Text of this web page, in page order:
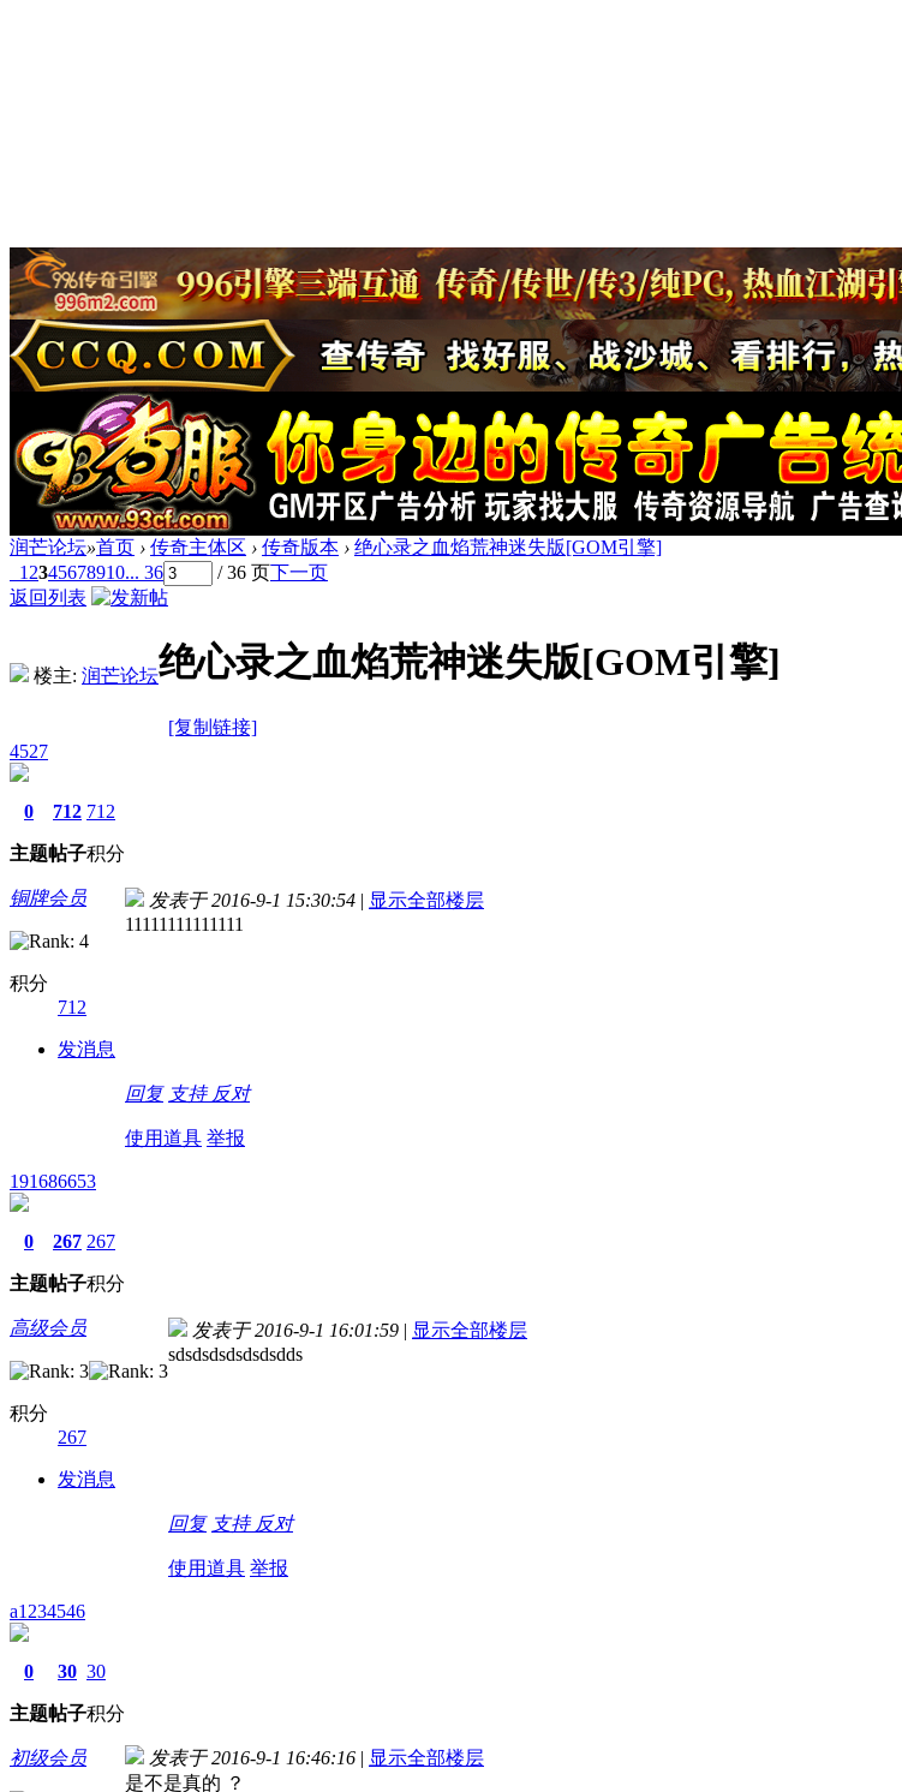
润芒论坛»首页 › 传奇主体区 › 传奇版本 › 绝心录之血焰荒神迷失版[GOM引擎]
1 2345678910... 36 / 36 页下一页
返回列表
楼主: 润芒论坛绝心录之血焰荒神迷失版[GOM引擎]
[复制链接]
4527
0
主题
712
帖子
712
积分
铜牌会员
积分
712
发消息
发表于 2016-9-1 15:30:54 | 显示全部楼层
11111111111111
回复 支持 反对
使用道具 举报
191686653
0
主题
267
帖子
267
积分
高级会员
积分
267
发消息
发表于 2016-9-1 16:01:59 | 显示全部楼层
sdsdsdsdsdsdsdds
回复 支持 反对
使用道具 举报
a1234546
0
主题
30
帖子
30
积分
初级会员 发表于 2016-9-1 16:46:16 | 显示全部楼层
是不是真的 ？